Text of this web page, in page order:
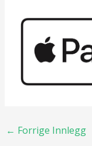
← Forrige Innlegg